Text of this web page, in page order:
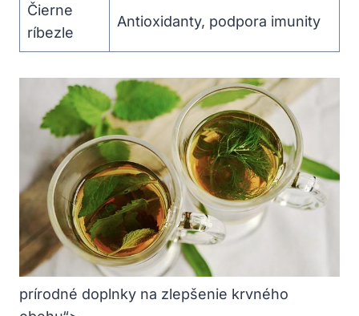
Čierne
ríbezle
Antioxidanty, podpora imunity
prírodné doplnky na zlepšenie krvného